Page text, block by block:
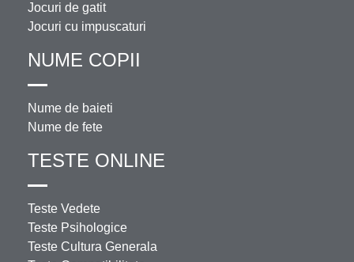
Jocuri de gatit
Jocuri cu impuscaturi
NUME COPII
Nume de baieti
Nume de fete
TESTE ONLINE
Teste Vedete
Teste Psihologice
Teste Cultura Generala